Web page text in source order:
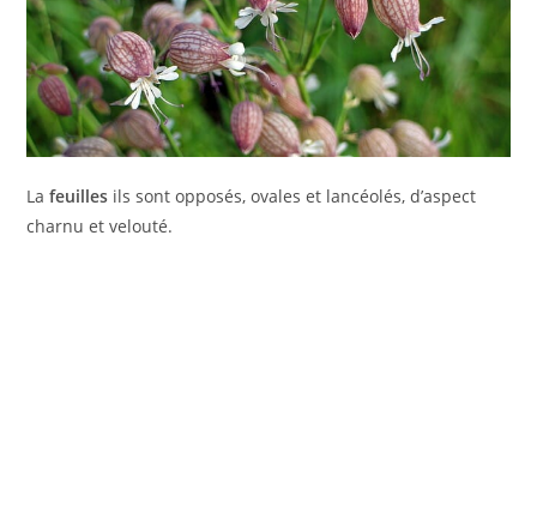
Lafeuilles ils sont opposés, ovales et lancéolés, d’aspect
charnu et velouté.